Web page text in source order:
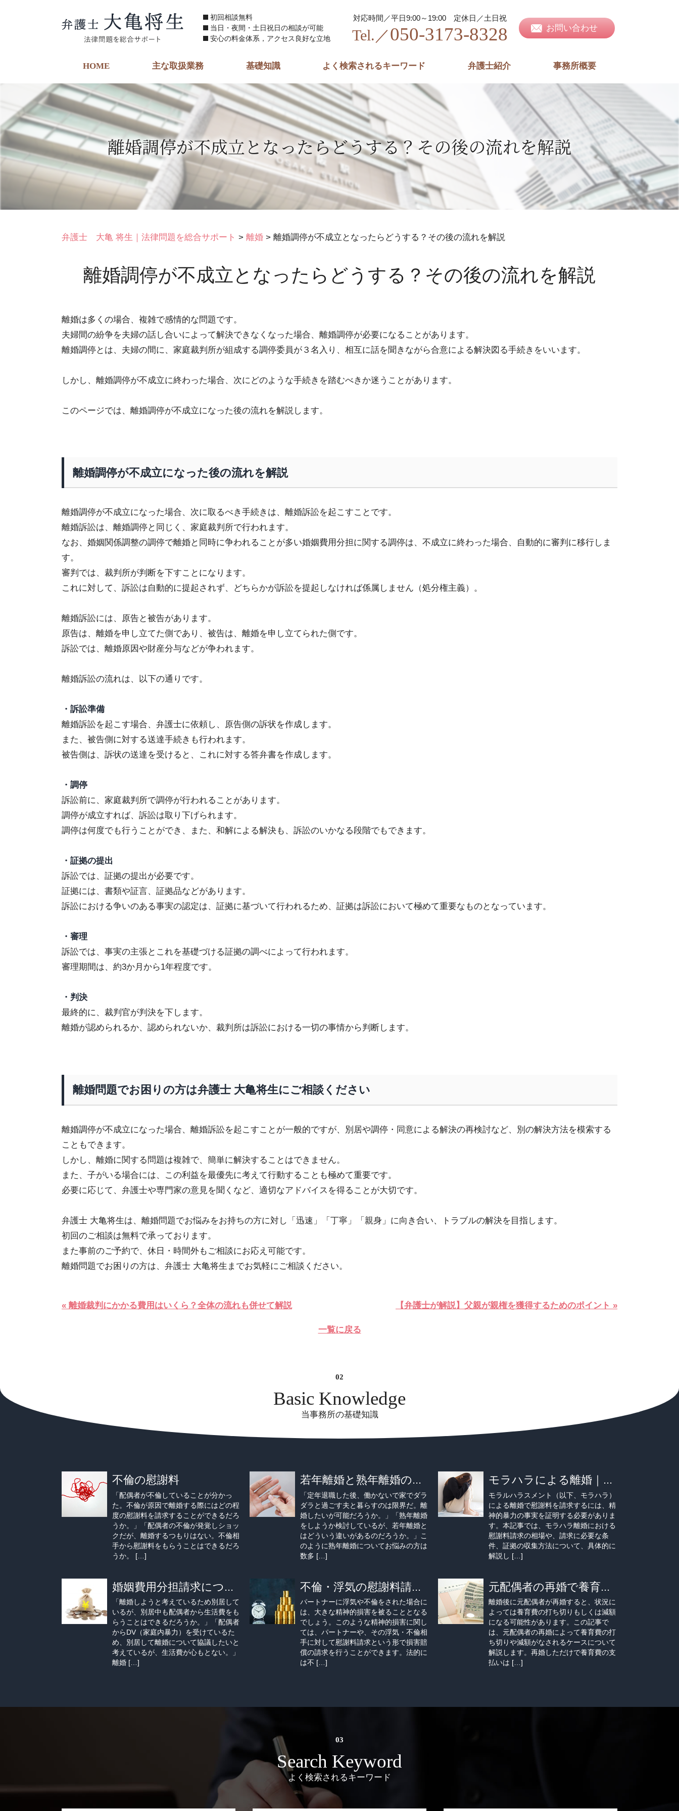
離婚調停が不成立となったらどうする？その後の流れを解説
初回相談無料
当日・夜間・土日祝日の相談が可能
安心の料金体系，アクセス良好な立地
対応時間／平日9:00～19:00 定休日／土日祝
Tel.／050-3173-8328 お問い合わせ
HOME 主な取扱業務 基礎知識 よく検索されるキーワード 弁護士紹介 事務所概要
弁護士 大亀 将生｜法律問題を総合サポート > 離婚 > 離婚調停が不成立となったらどうする？その後の流れを解説
離婚調停が不成立となったらどうする？その後の流れを解説
離婚は多くの場合、複雑で感情的な問題です。
夫婦間の紛争を夫婦の話し合いによって解決できなくなった場合、離婚調停が必要になることがあります。
離婚調停とは、夫婦の間に、家庭裁判所が組成する調停委員が３名入り、相互に話を聞きながら合意による解決図る手続きをいいます。
しかし、離婚調停が不成立に終わった場合、次にどのような手続きを踏むべきか迷うことがあります。
このページでは、離婚調停が不成立になった後の流れを解説します。
離婚調停が不成立になった後の流れを解説
離婚調停が不成立になった場合、次に取るべき手続きは、離婚訴訟を起こすことです。
離婚訴訟は、離婚調停と同じく、家庭裁判所で行われます。
なお、婚姻関係調整の調停で離婚と同時に争われることが多い婚姻費用分担に関する調停は、不成立に終わった場合、自動的に審判に移行しま
す。
審判では、裁判所が判断を下すことになります。
これに対して、訴訟は自動的に提起されず、どちらかが訴訟を提起しなければ係属しません（処分権主義）。
離婚訴訟には、原告と被告があります。
原告は、離婚を申し立てた側であり、被告は、離婚を申し立てられた側です。
訴訟では、離婚原因や財産分与などが争われます。
離婚訴訟の流れは、以下の通りです。
・訴訟準備
離婚訴訟を起こす場合、弁護士に依頼し、原告側の訴状を作成します。
また、被告側に対する送達手続きも行われます。
被告側は、訴状の送達を受けると、これに対する答弁書を作成します。
・調停
訴訟前に、家庭裁判所で調停が行われることがあります。
調停が成立すれば、訴訟は取り下げられます。
調停は何度でも行うことができ、また、和解による解決も、訴訟のいかなる段階でもできます。
・証拠の提出
訴訟では、証拠の提出が必要です。
証拠には、書類や証言、証拠品などがあります。
訴訟における争いのある事実の認定は、証拠に基づいて行われるため、証拠は訴訟において極めて重要なものとなっています。
・審理
訴訟では、事実の主張とこれを基礎づける証拠の調べによって行われます。
審理期間は、約3か月から1年程度です。
・判決
最終的に、裁判官が判決を下します。
離婚が認められるか、認められないか、裁判所は訴訟における一切の事情から判断します。
離婚問題でお困りの方は弁護士 大亀将生にご相談ください
離婚調停が不成立になった場合、離婚訴訟を起こすことが一般的ですが、別居や調停・同意による解決の再検討など、別の解決方法を模索する
こともできます。
しかし、離婚に関する問題は複雑で、簡単に解決することはできません。
また、子がいる場合には、この利益を最優先に考えて行動することも極めて重要です。
必要に応じて、弁護士や専門家の意見を聞くなど、適切なアドバイスを得ることが大切です。
弁護士 大亀将生は、離婚問題でお悩みをお持ちの方に対し「迅速」「丁寧」「親身」に向き合い、トラブルの解決を目指します。
初回のご相談は無料で承っております。
また事前のご予約で、休日・時間外もご相談にお応え可能です。
離婚問題でお困りの方は、弁護士 大亀将生までお気軽にご相談ください。
« 離婚裁判にかかる費用はいくら？全体の流れも併せて解説 【弁護士が解説】父親が親権を獲得するためのポイント »
一覧に戻る
Basic Knowledge
当事務所の基礎知識
不倫の慰謝料
「配偶者が不倫していることが分かっ
た。不倫が原因で離婚する際にはどの程
度の慰謝料を請求することができるだろ
うか。」「配偶者の不倫が発覚しショッ
クだが、離婚するつもりはない。不倫相
手から慰謝料をもらうことはできるだろ
うか。 […]
若年離婚と熟年離婚の...
「定年退職した後、働かないで家でダラ
ダラと過ごす夫と暮らすのは限界だ。離
婚したいが可能だろうか。」「熟年離婚
をしようか検討しているが、若年離婚と
はどういう違いがあるのだろうか。」こ
のように熟年離婚についてお悩みの方は
数多 […]
モラハラによる離婚｜...
モラルハラスメント（以下、モラハラ）
による離婚で慰謝料を請求するには、精
神的暴力の事実を証明する必要がありま
す。本記事では、モラハラ離婚における
慰謝料請求の相場や、請求に必要な条
件、証拠の収集方法について、具体的に
解説し […]
婚姻費用分担請求につ...
「離婚しようと考えているため別居して
いるが、別居中も配偶者から生活費をも
らうことはできるだろうか。」「配偶者
からDV（家庭内暴力）を受けているた
め、別居して離婚について協議したいと
考えているが、生活費が心もとない。」
離婚 […]
不倫・浮気の慰謝料請...
パートナーに浮気や不倫をされた場合に
は、大きな精神的損害を被ることとなる
でしょう。このような精神的損害に関し
ては、パートナーや、その浮気・不倫相
手に対して慰謝料請求という形で損害賠
償の請求を行うことができます。法的に
は不 […]
元配偶者の再婚で養育...
離婚後に元配偶者が再婚すると、状況に
よっては養育費の打ち切りもしくは減額
になる可能性があります。この記事で
は、元配偶者の再婚によって養育費の打
ち切りや減額がなされるケースについて
解説します。再婚しただけで養育費の支
払いは […]
Search Keyword
よく検索されるキーワード